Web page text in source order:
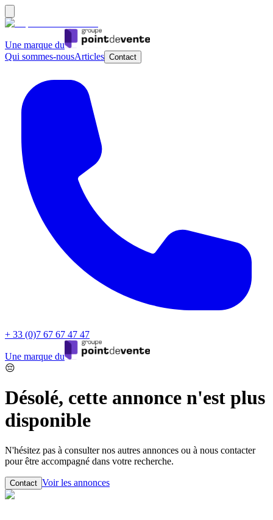
Une marque du
Qui sommes-nousArticles Contact
+ 33 (0)7 67 67 47 47
Une marque du
😔
Désolé, cette annonce n'est plus
disponible
N'hésitez pas à consulter nos autres annonces ou à nous contacter
pour être accompagné dans votre recherche.
Contact Voir les annonces